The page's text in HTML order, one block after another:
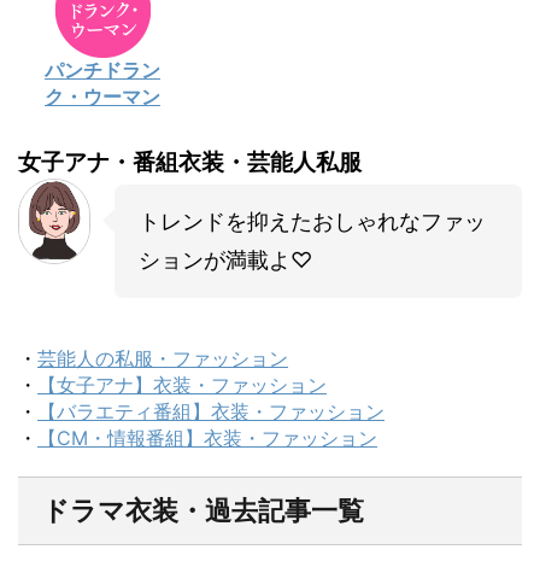
パンチドラン
ク・ウーマン
女子アナ・番組衣装・芸能人私服
トレンドを抑えたおしゃれなファッ
ションが満載よ♡
・ 芸能人の私服・ファッション
・
【女子アナ】衣装・ファッション
・
【バラエティ番組】衣装・ファッション
・
【CM・情報番組】衣装・ファッション
ドラマ衣装・過去記事一覧